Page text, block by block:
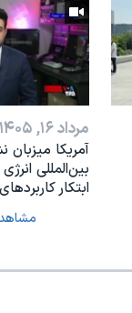
مرداد ۱۶, ۱۴۰۵
آمریکا
بین‌المللی
ابتکار